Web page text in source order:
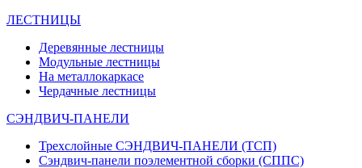
ЛЕСТНИЦЫ
Деревянные лестницы
Модульные лестницы
На металлокаркасе
Чердачные лестницы
СЭНДВИЧ-ПАНЕЛИ
Трехслойные СЭНДВИЧ-ПАНЕЛИ (ТСП)
Сэндвич-панели поэлементной сборки (СППС)